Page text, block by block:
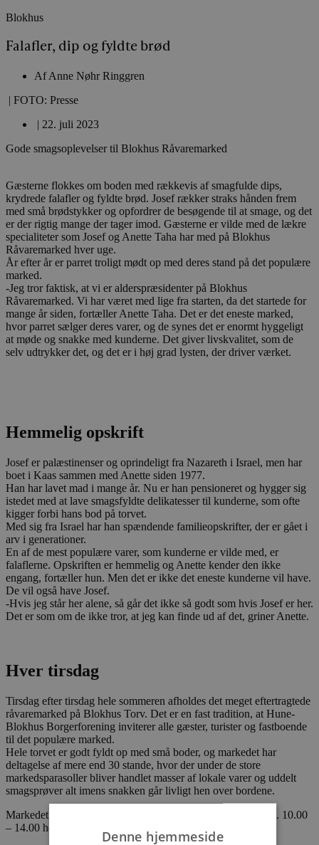
Blokhus
Falafler, dip og fyldte brød
AfAnne Nøhr Ringgren
| FOTO: Presse
| 22. juli 2023
Gode smagsoplevelser til Blokhus Råvaremarked
Gæsterne flokkes om boden med rækkevis af smagfulde dips,
krydrede falafler og fyldte brød. Josef rækker straks hånden frem
med små brødstykker og opfordrer de besøgende til at smage, og det
er der rigtig mange der tager imod. Gæsterne er vilde med de lækre
specialiteter som Josef og Anette Taha har med på Blokhus
Råvaremarked hver uge.
År efter år er parret troligt mødt op med deres stand på det populære
marked.
-Jeg tror faktisk, at vi er alderspræsidenter på Blokhus
Råvaremarked. Vi har været med lige fra starten, da det startede for
mange år siden, fortæller Anette Taha. Det er det eneste marked,
hvor parret sælger deres varer, og de synes det er enormt hyggeligt
at møde og snakke med kunderne. Det giver livskvalitet, som de
selv udtrykker det, og det er i høj grad lysten, der driver værket.
Hemmelig opskrift
Josef er palæstinenser og oprindeligt fra Nazareth i Israel, men har
boet i Kaas sammen med Anette siden 1977.
Han har lavet mad i mange år. Nu er han pensioneret og hygger sig
istedet med at lave smagsfyldte delikatesser til kunderne, som ofte
kigger forbi hans bod på torvet.
Med sig fra Israel har han spændende familieopskrifter, der er gået i
arv i generationer.
En af de mest populære varer, som kunderne er vilde med, er
falaflerne. Opskriften er hemmelig og Anette kender den ikke
engang, fortæller hun. Men det er ikke det eneste kunderne vil have.
De vil også have Josef.
-Hvis jeg står her alene, så går det ikke så godt som hvis Josef er her.
Det er som om de ikke tror, at jeg kan finde ud af det, griner Anette.
Hver tirsdag
Tirsdag efter tirsdag hele sommeren afholdes det meget eftertragtede
råvaremarked på Blokhus Torv. Det er en fast tradition, at Hune-
Blokhus Borgerforening inviterer alle gæster, turister og fastboende
til det populære marked.
Hele torvet er godt fyldt op med små boder, og markedet har
deltagelse af mere end 30 stande, hvor der under de store
markedsparasoller bliver handlet masser af lokale varer og uddelt
smagsprøver alt imens snakken går livligt hen over bordene.
Markedet bliver holdt på Torvet i Blokhus hver tirsdag fra kl. 10.00
– 14.00 hele sommeren frem til og med 8. august.
Denne hjemmeside